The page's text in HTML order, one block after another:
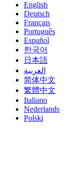
English
Deutsch
Français
Português
Español
한국어
日本語
العربية
简体中文
繁體中文
Italiano
Nederlands
Polski